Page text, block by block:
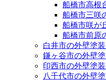
船橋市高根
船橋市三咲
船橋市咲が
船橋市前原
白井市の外壁塗
鎌ヶ谷市の外壁
印西市の外壁塗
八千代市の外壁